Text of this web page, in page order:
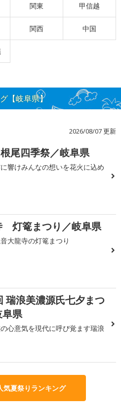
関東 甲信越
関西 中国
【岐阜県】
2026/08/07 更新
尾四季祭／岐阜県
響けみんなの想いを花火に込め
灯篭まつり／岐阜県
大龍寺の灯篭まつり
瑞浪美濃源氏七夕まつ
阜県
心意気を現代に呼び覚ます瑞浪
気夏祭りランキング